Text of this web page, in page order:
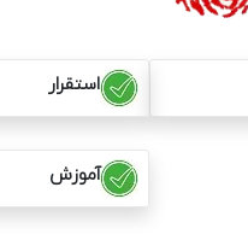
استقرار
آموزش